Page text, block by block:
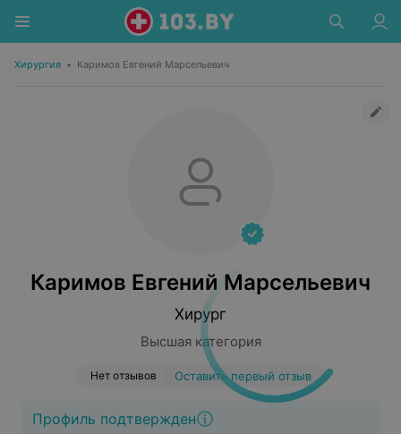
Хирургия • Каримов Евгений Марсельевич
Каримов Евгений Марсельевич
Хирург
Высшая категория
Нет отзывов Оставить первый отзыв
Профиль подтвержден